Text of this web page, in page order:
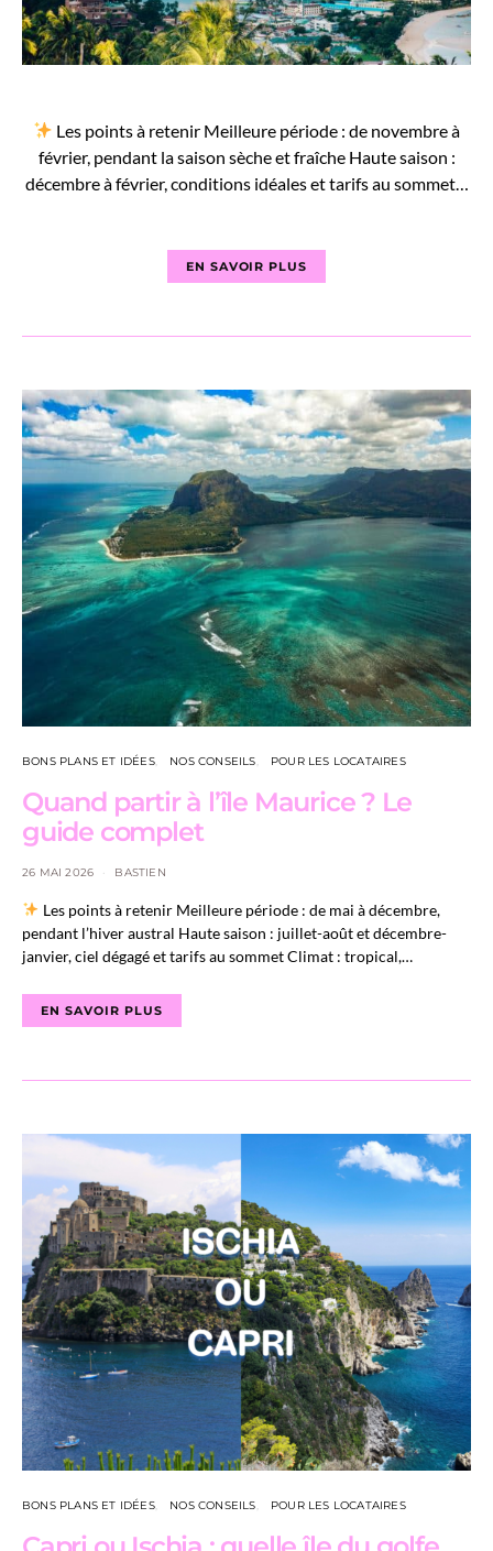
Les points à retenir Meilleure période : de novembre à
février, pendant la saison sèche et fraîche Haute saison :
décembre à février, conditions idéales et tarifs au sommet…
EN SAVOIR PLUS
BONS PLANS ET IDÉES NOS CONSEILS POUR LES LOCATAIRES
Quand partir à l’île Maurice ? Le
guide complet
26 MAI 2026 BASTIEN
Les points à retenir Meilleure période : de mai à décembre,
pendant l’hiver austral Haute saison : juillet-août et décembre-
janvier, ciel dégagé et tarifs au sommet Climat : tropical,…
EN SAVOIR PLUS
BONS PLANS ET IDÉES NOS CONSEILS POUR LES LOCATAIRES